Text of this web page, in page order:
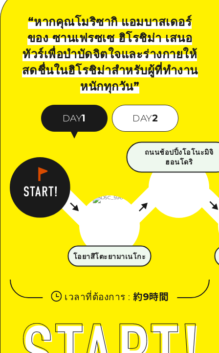
“หากคุณโมริซากิ แอมบาสเดอร์
ของ ซานเฟรซเซ ฮิโรชิม่า เสนอ
ทัวร์เพื่อบำบัดจิตใจและร่างกายให้
สดชื่นในฮิโรชิม่าสำหรับผู้ที่ทำงาน
หนักทุกวัน”
DAY1 DAY2
โอยาสึโตะยามาเนโกะ
ถนนช้อปปิ้งโอโนะมิจิ
ฮอนโดริ
เวลาที่ต้องการ :約9時間